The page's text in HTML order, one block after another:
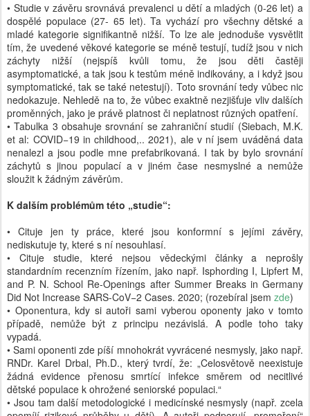
• Studie v závěru srovnává prevalenci u dětí a mladých (0-26 let) a
dospělé populace (27- 65 let). Ta vychází pro všechny dětské a
mladé kategorie signifikantně nižší. To lze ale jednoduše vysvětlit
tím, že uvedené věkové kategorie se méně testují, tudíž jsou v nich
záchyty nižší (nejspíš kvůli tomu, že jsou děti častěji
asymptomatické, a tak jsou k testům méně indikovány, a i když jsou
symptomatické, tak se také netestují). Toto srovnání tedy vůbec nic
nedokazuje. Nehledě na to, že vůbec exaktně nezjišťuje vliv dalších
proměnných, jako je právě platnost či neplatnost různých opatření.
• Tabulka 3 obsahuje srovnání se zahraniční studií (Siebach, M.K.
et al: COVID−19 in childhood,.. 2021), ale v ní jsem uváděná data
nenalezl a jsou podle mne prefabrikovaná. I tak by bylo srovnání
záchytů s jinou populací a v jiném čase nesmyslné a nemůže
sloužit k žádným závěrům.
K dalším problémům této „studie“:
• Cituje jen ty práce, které jsou konformní s jejími závěry,
nediskutuje ty, které s ní nesouhlasí.
• Cituje studie, které nejsou vědeckými články a neprošly
standardním recenzním řízením, jako např. Isphording I, Lipfert M,
and P. N. School Re-Openings after Summer Breaks in Germany
Did Not Increase SARS-CoV−2 Cases. 2020; (rozebíral jsem zde)
• Oponentura, kdy si autoři sami vyberou oponenty jako v tomto
případě, nemůže být z principu nezávislá. A podle toho taky
vypadá.
• Sami oponenti zde píší mnohokrát vyvrácené nesmysly, jako např.
RNDr. Karel Drbal, Ph.D., který tvrdí, že: „Celosvětově neexistuje
žádná evidence přenosu smrtící infekce směrem od necitlivé
dětské populace k ohrožené seniorské populaci.“
• Jsou tam další metodologické i medicínské nesmysly (např. zcela